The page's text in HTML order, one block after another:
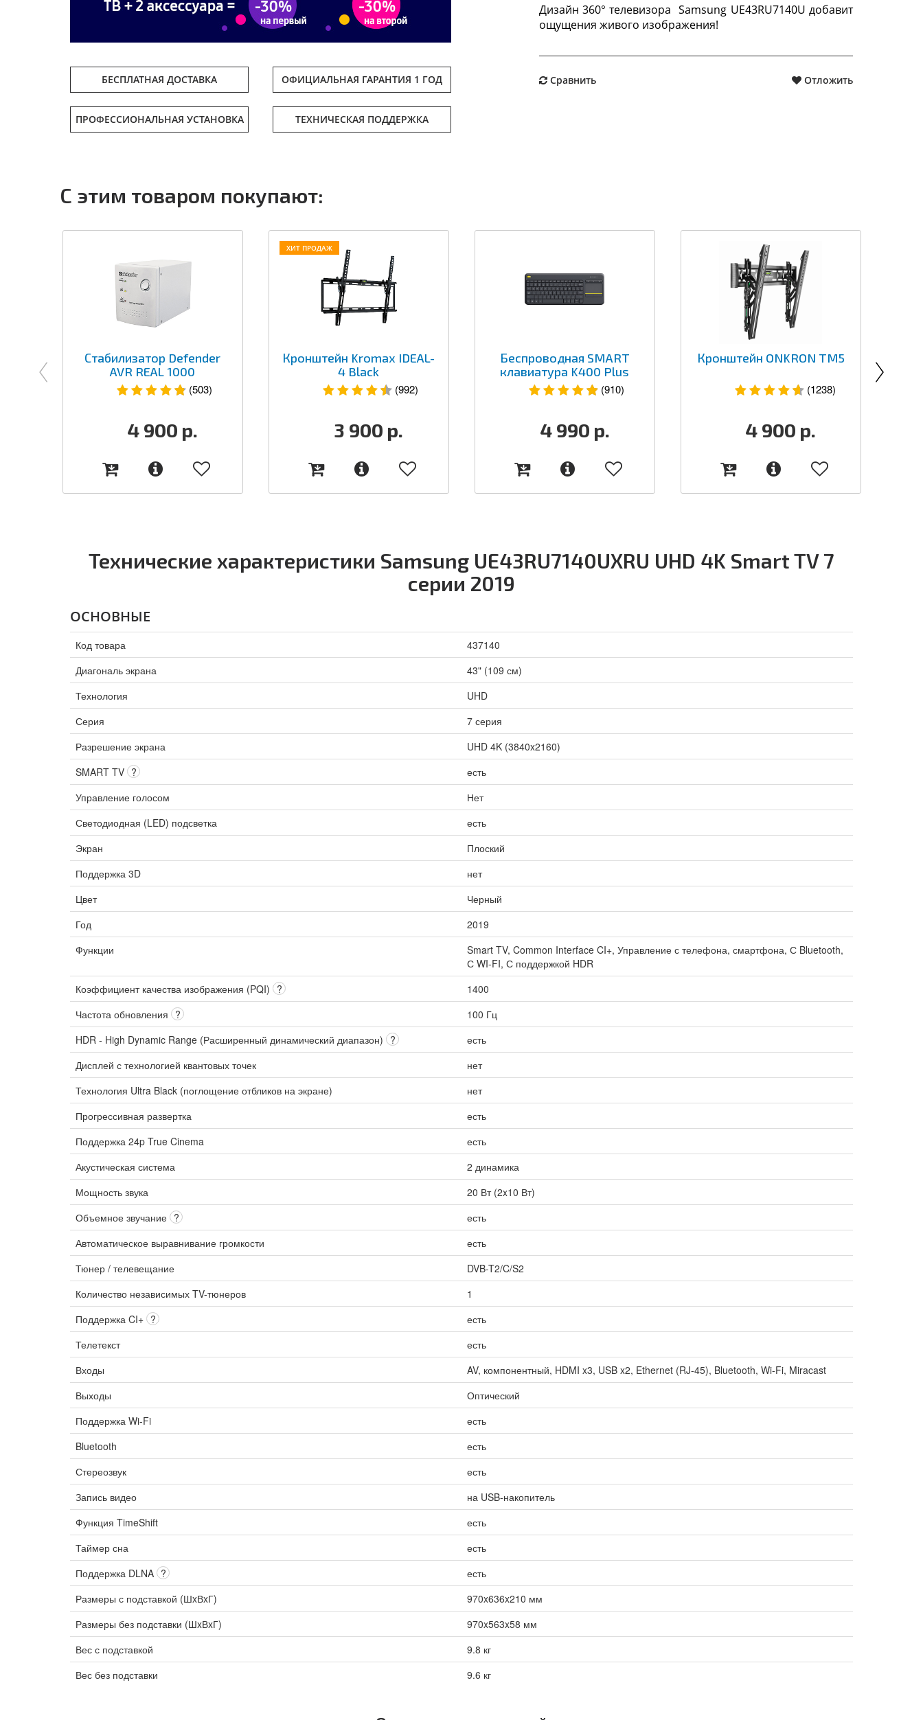
БЕСПЛАТНАЯ ДОСТАВКА ОФИЦИАЛЬНАЯ ГАРАНТИЯ 1 ГОД
ТЕХНИЧЕСКАЯ ПОДДЕРЖКА
ПРОФЕССИОНАЛЬНАЯ УСТАНОВКА
Дизайн 360° телевизора Samsung UE43RU7140U добавит
ощущения живого изображения!
Сравнить Отложить
С этим товаром покупают:
Стабилизатор Defender
AVR REAL 1000
(503)
4 900 р.
ХИТ ПРОДАЖ
Кронштейн Kromax IDEAL-
4 Black
(992)
3 900 р.
Беспроводная SMART
клавиатура K400 Plus
(910)
4 990 р.
Кронштейн ONKRON TM5
(1238)
4 900 р.
Технические характеристики Samsung UE43RU7140UXRU UHD 4K Smart TV 7
серии 2019
ОСНОВНЫЕ
Код товара
437140
Диагональ экрана
43" (109 см)
Технология
UHD
Серия
7 серия
Разрешение экрана
UHD 4K (3840x2160)
SMART TV ?
есть
Управление голосом
Нет
Светодиодная (LED) подсветка
есть
Экран
Плоский
Поддержка 3D
нет
Цвет
Черный
Год
2019
Функции
Smart TV, Common Interface CI+, Управление с телефона, смартфона, С Bluetooth,
С WI-FI, С поддержкой HDR
Коэффициент качества изображения (PQI) ?
1400
Частота обновления ?
100 Гц
HDR - High Dynamic Range (Расширенный динамический диапазон) ?
есть
Дисплей с технологией квантовых точек
нет
Технология Ultra Black (поглощение отбликов на экране)
нет
Прогрессивная развертка
есть
Поддержка 24p True Cinema
есть
Акустическая система
2 динамика
Мощность звука
20 Вт (2x10 Вт)
Объемное звучание ?
есть
Автоматическое выравнивание громкости
есть
Тюнер / телевещание
DVB-T2/C/S2
Количество независимых TV-тюнеров
1
Поддержка CI+ ?
есть
Телетекст
есть
Входы
AV, компонентный, HDMI x3, USB x2, Ethernet (RJ-45), Bluetooth, Wi-Fi, Miracast
Выходы
Оптический
Поддержка Wi-Fi
есть
Bluetooth
есть
Стереозвук
есть
Запись видео
на USB-накопитель
Функция TimeShift
есть
Таймер сна
есть
Поддержка DLNA ?
есть
Размеры с подставкой (ШxВxГ)
970x636x210 мм
Размеры без подставки (ШxВxГ)
970x563x58 мм
Вес с подставкой
9.8 кг
Вес без подставки
9.6 кг